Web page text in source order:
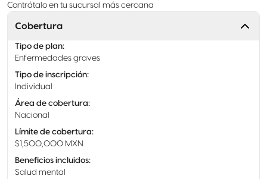
Contrátalo en tu sucursal más cercana
Cobertura
Tipo de plan:
Enfermedades graves
Tipo de inscripción:
Individual
Área de cobertura:
Nacional
Límite de cobertura:
$1,500,000 MXN
Beneficios incluidos:
Salud mental